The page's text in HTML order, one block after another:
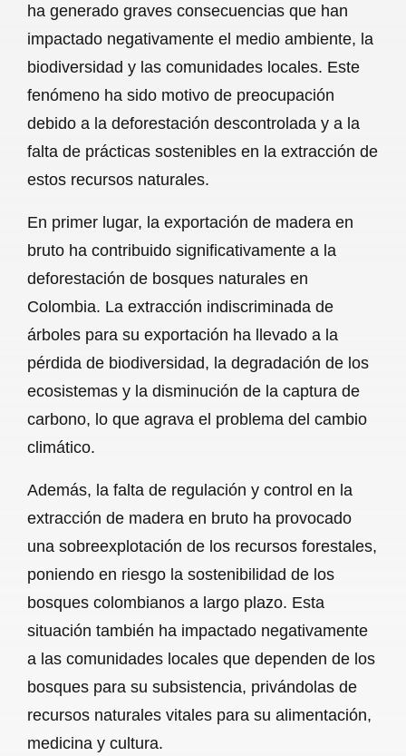
ha generado graves consecuencias que han
impactado negativamente el medio ambiente, la
biodiversidad y las comunidades locales. Este
fenómeno ha sido motivo de preocupación
debido a la deforestación descontrolada y a la
falta de prácticas sostenibles en la extracción de
estos recursos naturales.
En primer lugar, la exportación de madera en
bruto ha contribuido significativamente a la
deforestación de bosques naturales en
Colombia. La extracción indiscriminada de
árboles para su exportación ha llevado a la
pérdida de biodiversidad, la degradación de los
ecosistemas y la disminución de la captura de
carbono, lo que agrava el problema del cambio
climático.
Además, la falta de regulación y control en la
extracción de madera en bruto ha provocado
una sobreexplotación de los recursos forestales,
poniendo en riesgo la sostenibilidad de los
bosques colombianos a largo plazo. Esta
situación también ha impactado negativamente
a las comunidades locales que dependen de los
bosques para su subsistencia, privándolas de
recursos naturales vitales para su alimentación,
medicina y cultura.